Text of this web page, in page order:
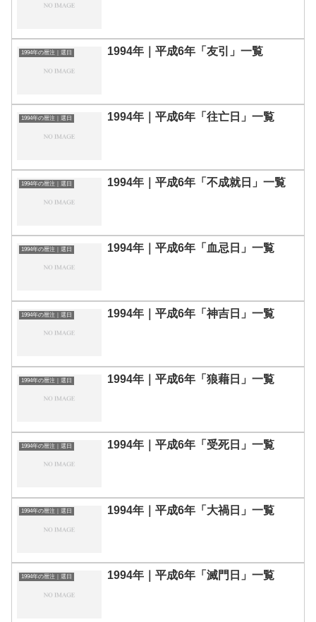
1994年の暦注｜選日 1994年｜平成6年「友引」一覧
1994年の暦注｜選日 1994年｜平成6年「往亡日」一覧
1994年の暦注｜選日 1994年｜平成6年「不成就日」一覧
1994年の暦注｜選日 1994年｜平成6年「血忌日」一覧
1994年の暦注｜選日 1994年｜平成6年「神吉日」一覧
1994年の暦注｜選日 1994年｜平成6年「狼藉日」一覧
1994年の暦注｜選日 1994年｜平成6年「受死日」一覧
1994年の暦注｜選日 1994年｜平成6年「大禍日」一覧
1994年の暦注｜選日 1994年｜平成6年「滅門日」一覧